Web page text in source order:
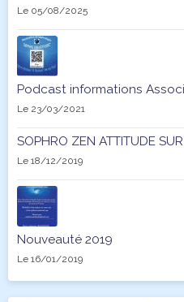
Le 05/08/2025
Podcast informations
Le 23/03/2021
SOPHRO ZEN ATTITUDE
Le 18/12/2019
Nouveauté 2019
Le 16/01/2019